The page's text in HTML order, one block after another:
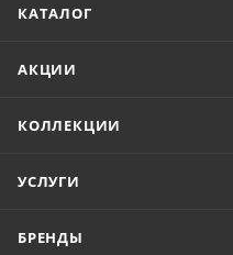
КАТАЛОГ
АКЦИИ
КОЛЛЕКЦИИ
УСЛУГИ
БРЕНДЫ